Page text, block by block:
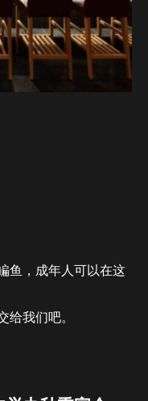
鱼，成年人可以在这
给我们吧。